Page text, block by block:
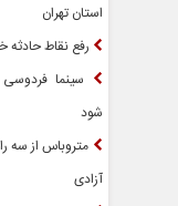
استان تهران
رفع نقاط حادثه
سینما
شود
متروباس از سه
آزادی